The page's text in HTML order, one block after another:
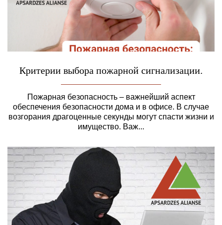
Критерии выбора пожарной сигнализации.
Пожарная безопасность – важнейший аспект
обеспечения безопасности дома и в офисе. В случае
возгорания драгоценные секунды могут спасти жизни и
имущество. Важ...